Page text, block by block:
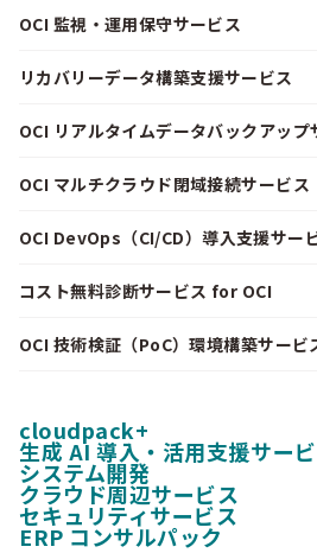
OCI 監視・運用保守サービス
リカバリーデータ構築支援サービス
OCI リアルタイムデータバックアップ
OCI マルチクラウド閉域接続サービス
OCI DevOps（CI/CD）導入支援サー
コスト無料診断サービス for OCI
OCI 技術検証（PoC）環境構築サービ
cloudpack+
生成 AI 導入・活用支援サー
システム開発
クラウド周辺サービス
セキュリティサービス
ERP コンサルパック